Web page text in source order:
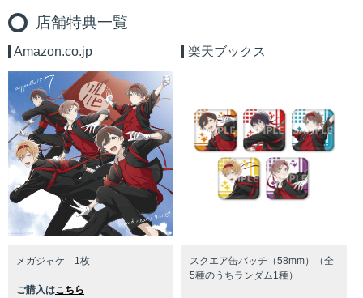
店舗特典一覧
Amazon.co.jp
メガジャケ 1枚
ご購入はこちら
楽天ブックス
スクエア缶バッチ（58mm）（全
5種のうちランダム1種）